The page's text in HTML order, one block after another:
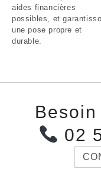
aides financières
possibles, et
une pose propre et
durable.
02